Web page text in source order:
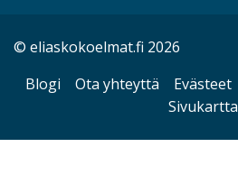
© eliaskokoelmat.fi 2026
Blogi
Ota yhteyttä Evästeet
Sivukartta